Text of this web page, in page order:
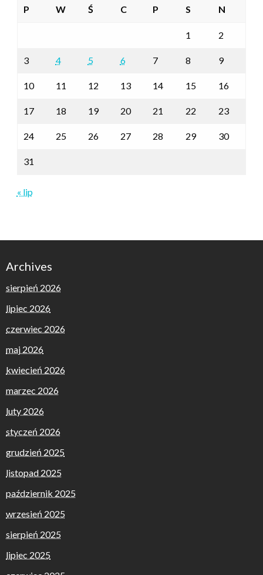
P W Ś C P S N
1 2
3 4 5 6 7 8 9
10 11 12 13 14 15 16
17 18 19 20 21 22 23
24 25 26 27 28 29 30
31
« lip
Archives
sierpień 2026
lipiec 2026
czerwiec 2026
maj 2026
kwiecień 2026
marzec 2026
luty 2026
styczeń 2026
grudzień 2025
listopad 2025
październik 2025
wrzesień 2025
sierpień 2025
lipiec 2025